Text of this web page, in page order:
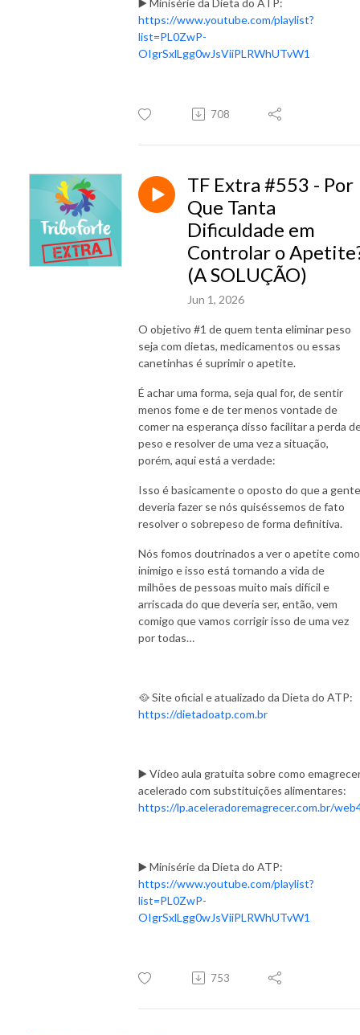
https://www.youtube.com/playlist?
list=PL0ZwP-
OIgrSxlLgg0wJsViiPLRWhUTvW1
708
TF Extra #553 - Por
Que Tanta
Dificuldade em
Controlar o
(A SOLUÇÃO)
Jun 1, 2026
O objetivo #1 de quem tenta eliminar peso
seja com dietas, medicamentos ou essas
canetinhas é suprimir o apetite.
É achar uma forma, seja qual for, de sentir
menos fome e de ter menos vontade de
comer na esperança disso facilitar a perda
peso e resolver de uma vez a situação,
porém, aqui está a verdade:
Isso é basicamente o oposto do que a gente
deveria fazer se nós quiséssemos de fato
resolver o sobrepeso de forma definitiva.
Nós fomos doutrinados a ver o apetite como
inimigo e isso está tornando a vida de
milhões de pessoas muito mais difícil e
arriscada do que deveria ser, então, vem
comigo que vamos corrigir isso de uma vez
por todas…
🥘 Site oficial e atualizado da Dieta do ATP:
https://dietadoatp.com.br
▶️ Vídeo aula gratuita sobre como
acelerado com substituições alimentares:
https://lp.aceleradoremagrecer.com.br/
▶️ Minisérie da Dieta do ATP:
https://www.youtube.com/playlist?
list=PL0ZwP-
OIgrSxlLgg0wJsViiPLRWhUTvW1
753